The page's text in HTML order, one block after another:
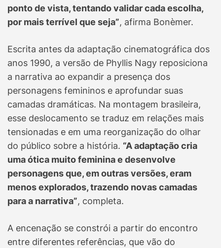
ponto de vista, tentando validar cada escolha,
por mais terrível que seja”, afirma Bonèmer.
Escrita antes da adaptação cinematográfica dos
anos 1990, a versão de Phyllis Nagy reposiciona
a narrativa ao expandir a presença dos
personagens femininos e aprofundar suas
camadas dramáticas. Na montagem brasileira,
esse deslocamento se traduz em relações mais
tensionadas e em uma reorganização do olhar
do público sobre a história. “A adaptação cria
uma ótica muito feminina e desenvolve
personagens que, em outras versões, eram
menos explorados, trazendo novas camadas
para a narrativa”, completa.
A encenação se constrói a partir do encontro
entre diferentes referências, que vão do